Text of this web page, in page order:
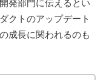
発部門に伝えるとい
クトのアップデート
成長に関われるのも